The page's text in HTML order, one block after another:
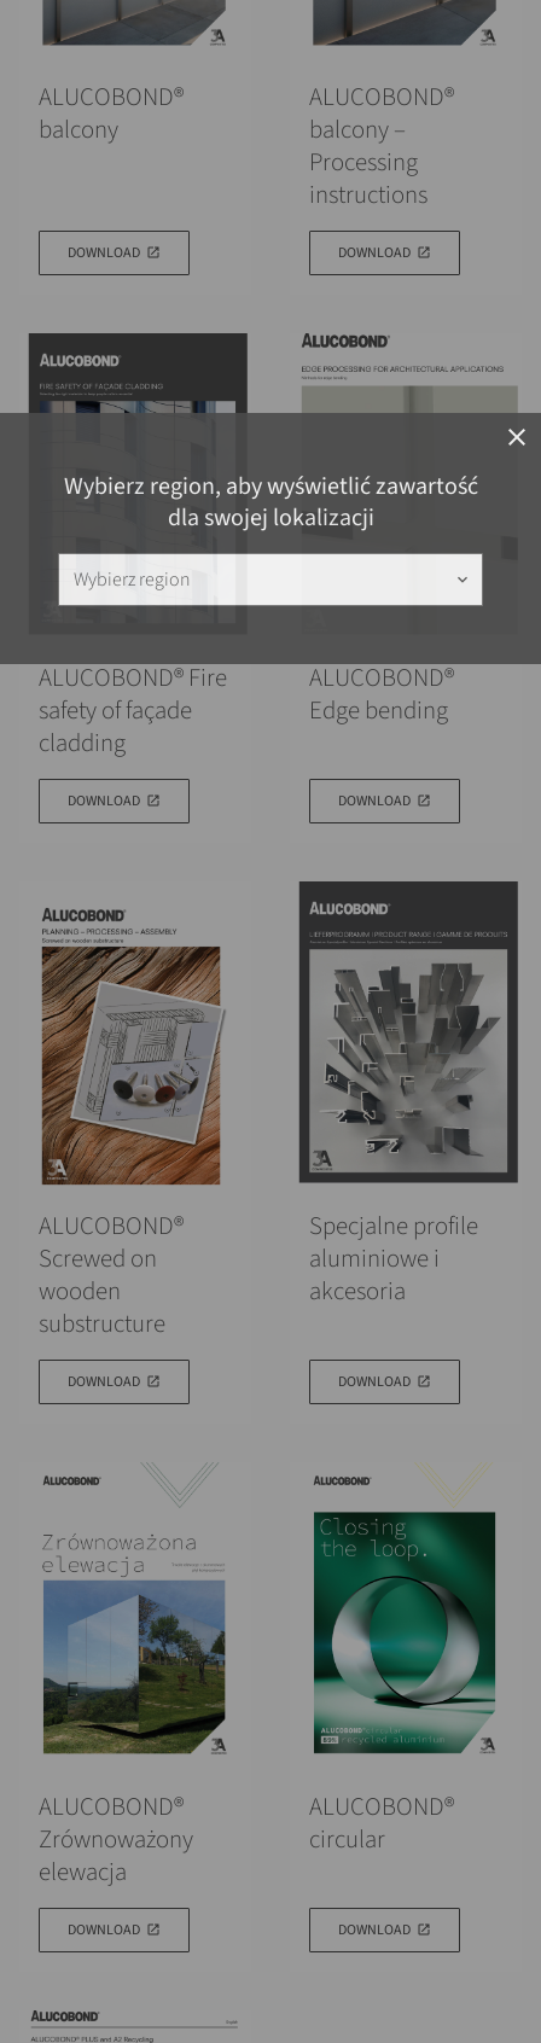
close
Wybierz region, aby wyświetlić zawartość
dla swojej lokalizacji
Wybierz region keyboard_arrow_down
ALUCOBOND®
balcony
DOWNLOAD
ALUCOBOND®
balcony –
Processing
instructions
DOWNLOAD
ALUCOBOND® Fire
safety of façade
cladding
DOWNLOAD
ALUCOBOND®
Edge bending
DOWNLOAD
ALUCOBOND®
Screwed on
wooden
substructure
DOWNLOAD
Specjalne profile
aluminiowe i
akcesoria
DOWNLOAD
ALUCOBOND®
Zrównoważony
elewacja
DOWNLOAD
ALUCOBOND®
circular
DOWNLOAD